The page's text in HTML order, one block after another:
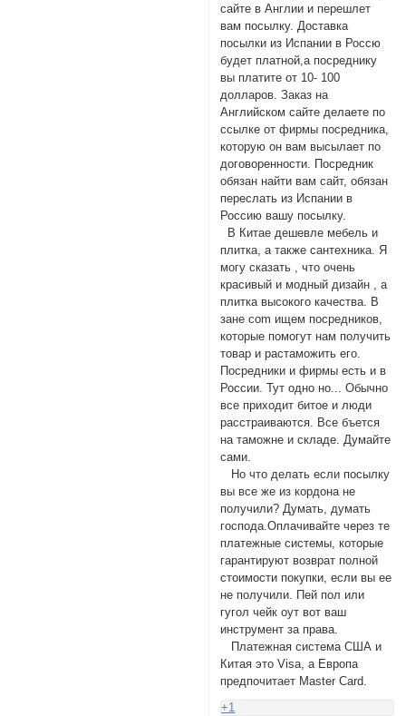
сайте в Англии и перешлет
вам посылку. Доставка
посылки из Испании в Россю
будет платной,а посреднику
вы платите от 10- 100
долларов. Заказ на
Английском сайте делаете по
ссылке от фирмы посредника,
которую он вам высылает по
договоренности. Посредник
обязан найти вам сайт, обязан
переслать из Испании в
Россию вашу посылку.
В Китае дешевле мебель и
плитка, а также сантехника. Я
могу сказать , что очень
красивый и модный дизайн , а
плитка высокого качества. В
зане com ищем посредников,
которые помогут нам получить
товар и растаможить его.
Посредники и фирмы есть и в
России. Тут одно но... Обычно
все приходит битое и люди
расстраиваются. Все бъется
на таможне и складе. Думайте
сами.
Но что делать если посылку
вы все же из кордона не
получили? Думать, думать
господа.Оплачивайте через те
платежные системы, которые
гарантируют возврат полной
стоимости покупки, если вы ее
не получили. Пей пол или
гугол чейк оут вот ваш
инструмент за права.
Платежная система США и
Китая это Visa, а Европа
предпочитает Master Card.
+1